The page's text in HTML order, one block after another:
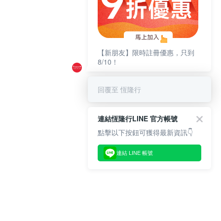
【新朋友】限時註冊優惠，只到
8/10！
回覆至 恆隆行
連結恆隆行LINE 官方帳號
點擊以下按鈕可獲得最新資訊👇
連結 LINE 帳號